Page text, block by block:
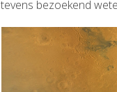
tevens bezoekend